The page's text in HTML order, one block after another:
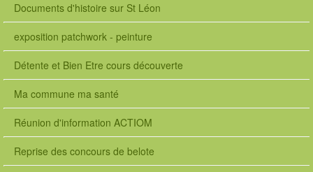
Documents d'histoire sur St Léon
exposition patchwork - peinture
Détente et Bien Etre cours découverte
Ma commune ma santé
Réunion d'information ACTIOM
Reprise des concours de belote